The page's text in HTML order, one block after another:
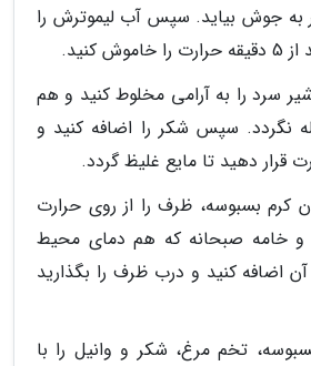
جوش بیاید. سپس آب لیموترش را
کنید.
سرد را به آرامی مخلوط کنید و هم
نگردد. سپس شکر را اضافه کنید و
قرار دهید تا مایع غلیظ گردد.
کرم بسبوسه، ظرف را از روی حرارت
و خامه صبحانه که هم دمای محیط
اضافه کنید و درب ظرف را بگذارید
تخم مرغ، شکر و وانیل را با